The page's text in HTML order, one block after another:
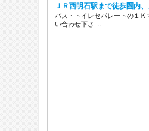
ＪＲ西明石駅まで徒歩圏内
バス・トイレセパレートの１
い合わせ下さ …